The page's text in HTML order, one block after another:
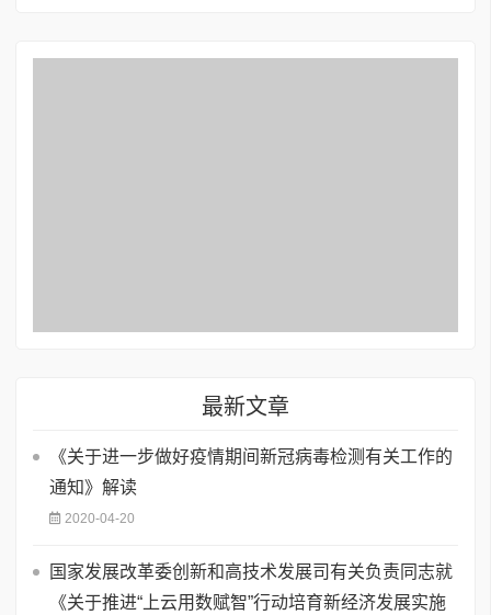
最新文章
《关于进一步做好疫情期间新冠病毒检测有关工作的
通知》解读
2020-04-20
国家发展改革委创新和高技术发展司有关负责同志就
《关于推进“上云用数赋智”行动培育新经济发展实施